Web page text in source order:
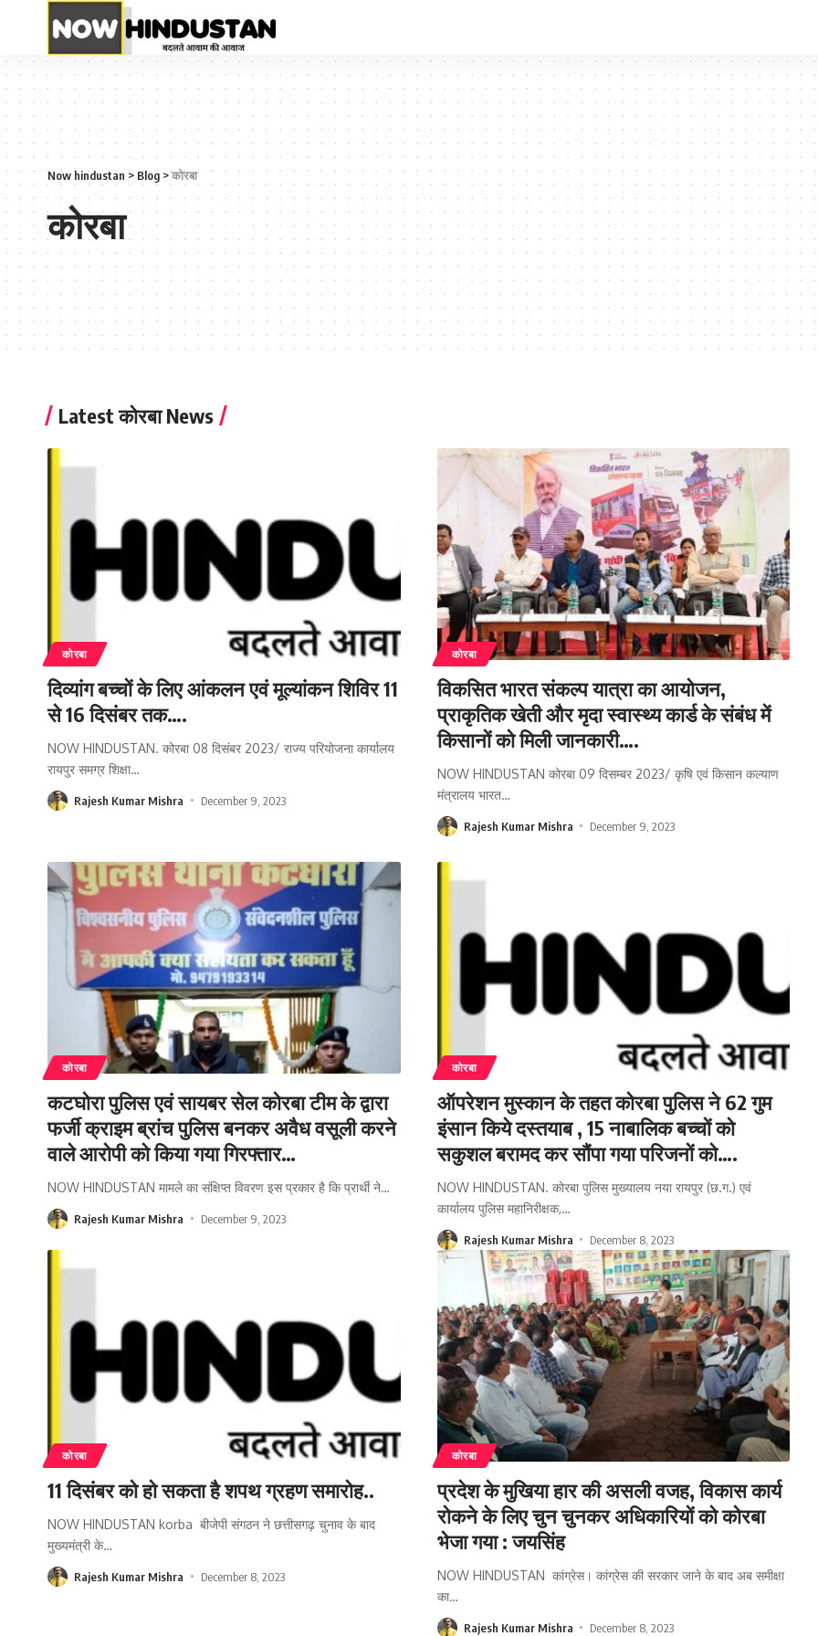
Now hindustan > Blog >कोरबा
कोरबा
Latest कोरबा News
कोरबा
दिव्यांग बच्चों के लिए आंकलन एवं मूल्यांकन शिविर 11
से 16 दिसंबर तक….
NOW HINDUSTAN. कोरबा 08 दिसंबर 2023/ राज्य परियोजना कार्यालय
रायपुर समग्र शिक्षा…
Rajesh Kumar Mishra December 9, 2023
कोरबा
विकसित भारत संकल्प यात्रा का आयोजन,
प्राकृतिक खेती और मृदा स्वास्थ्य कार्ड के संबंध में
किसानों को मिली जानकारी….
NOW HINDUSTAN कोरबा 09 दिसम्बर 2023/ कृषि एवं किसान कल्याण
मंत्रालय भारत…
Rajesh Kumar Mishra December 9, 2023
कोरबा
कटघोरा पुलिस एवं सायबर सेल कोरबा टीम के द्वारा
फर्जी क्राइम ब्रांच पुलिस बनकर अवैध वसूली करने
वाले आरोपी को किया गया गिरफ्तार…
NOW HINDUSTAN मामले का संक्षिप्त विवरण इस प्रकार है कि प्रार्थी ने…
Rajesh Kumar Mishra December 9, 2023
कोरबा
ऑपरेशन मुस्कान के तहत कोरबा पुलिस ने 62 गुम
इंसान किये दस्तयाब , 15 नाबालिक बच्चों को
सकुशल बरामद कर सौंपा गया परिजनों को….
NOW HINDUSTAN. कोरबा पुलिस मुख्यालय नया रायपुर (छ.ग.) एवं
कार्यालय पुलिस महानिरीक्षक,…
Rajesh Kumar Mishra December 8, 2023
कोरबा
11 दिसंबर को हो सकता है शपथ ग्रहण समारोह..
NOW HINDUSTAN korba बीजेपी संगठन ने छत्तीसगढ़ चुनाव के बाद
मुख्यमंत्री के…
Rajesh Kumar Mishra December 8, 2023
कोरबा
प्रदेश के मुखिया हार की असली वजह, विकास कार्य
रोकने के लिए चुन चुनकर अधिकारियों को कोरबा
भेजा गया : जयसिंह
NOW HINDUSTAN कांग्रेस। कांग्रेस की सरकार जाने के बाद अब समीक्षा
का…
Rajesh Kumar Mishra December 8, 2023